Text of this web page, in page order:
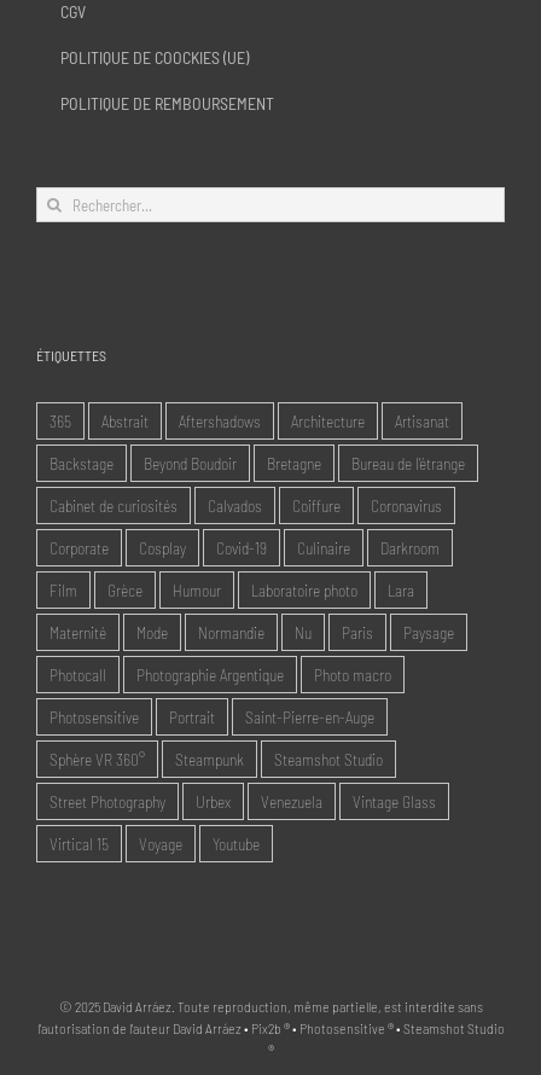
CGV
POLITIQUE DE COOCKIES (UE)
POLITIQUE DE REMBOURSEMENT
Rechercher:
ÉTIQUETTES
365 Abstrait Aftershadows Architecture Artisanat
Backstage Beyond Boudoir Bretagne Bureau de l'étrange
Cabinet de curiosités Calvados Coiffure Coronavirus
Corporate Cosplay Covid-19 Culinaire Darkroom
Film Grèce Humour Laboratoire photo Lara
Maternité Mode Normandie Nu Paris Paysage
Photocall Photographie Argentique Photo macro
Photosensitive Portrait Saint-Pierre-en-Auge
Sphère VR 360° Steampunk Steamshot Studio
Street Photography Urbex Venezuela Vintage Glass
Virtical 15 Voyage Youtube
© 2025 David Arráez. Toute reproduction, même partielle, est interdite sans
l'autorisation de l'auteur David Arráez • Pix2b ® • Photosensitive ® • Steamshot Studio
®